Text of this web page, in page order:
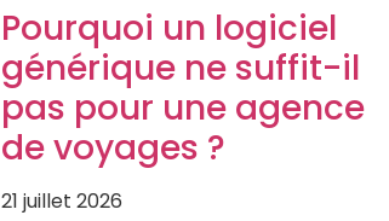
Pourquoi un logiciel
générique ne suffit-il
pas pour une agence
de voyages ?
21 juillet 2026